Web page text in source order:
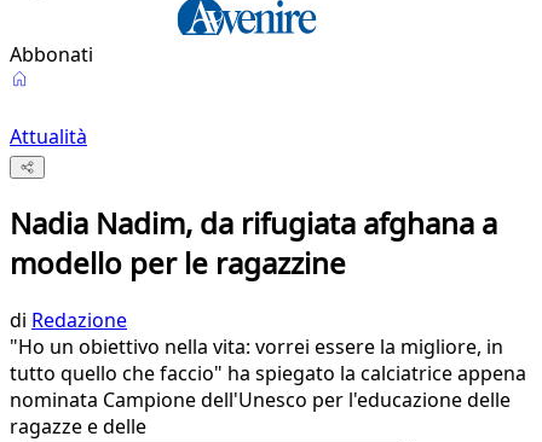
Abbonati
Attualità
Nadia Nadim, da rifugiata afghana a
modello per le ragazzine
di Redazione
"Ho un obiettivo nella vita: vorrei essere la migliore, in
tutto quello che faccio" ha spiegato la calciatrice appena
nominata Campione dell'Unesco per l'educazione delle
ragazze e delle